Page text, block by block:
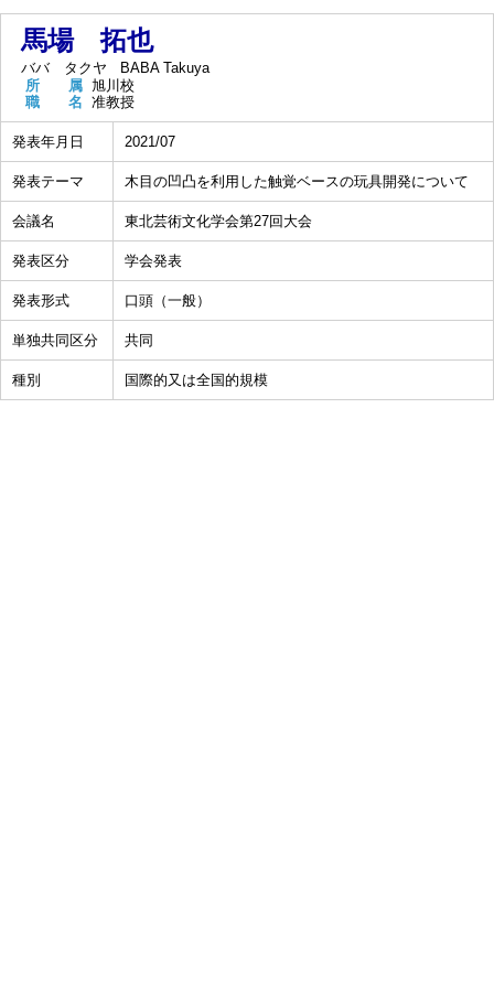
馬場 拓也
ババ タクヤ
BABA Takuya
所 属 旭川校
職 名 准教授
発表年月日 2021/07
発表テーマ 木目の凹凸を利用した触覚ベースの玩具開発について
会議名 東北芸術文化学会第27回大会
発表区分 学会発表
発表形式 口頭（一般）
単独共同区分 共同
種別 国際的又は全国的規模